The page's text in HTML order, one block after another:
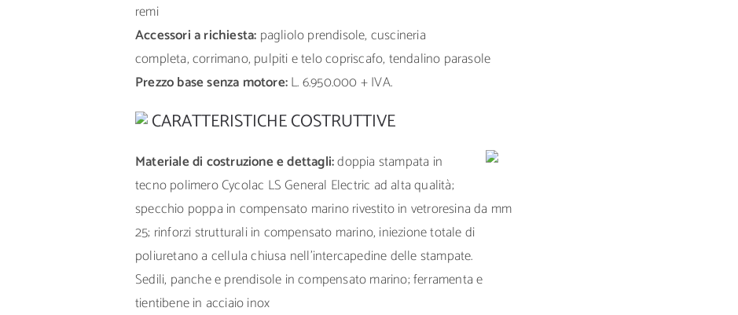
remi
Accessori a richiesta: pagliolo prendisole, cuscineria
completa, corrimano, pulpiti e telo copriscafo, tendalino parasole
Prezzo base senza motore:L. 6.950.000 + IVA.
CARATTERISTICHE COSTRUTTIVE
Materiale di costruzione e dettagli:doppia stampata in
tecno polimero Cycolac LS General Electric ad alta qualità;
specchio poppa in compensato marino rivestito in vetroresina da mm
25; rinforzi strutturali in compensato marino, iniezione totale di
poliuretano a cellula chiusa nell’intercapedine delle stampate.
Sedili, panche e prendisole in compensato marino; ferramenta e
tientibene in acciaio inox